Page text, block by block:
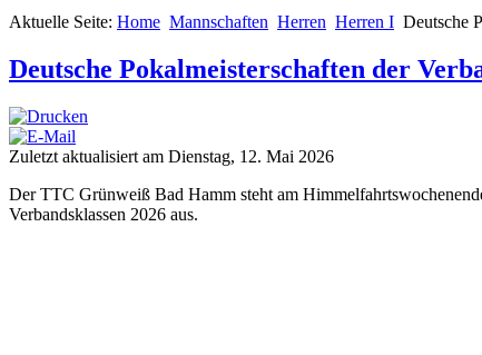
Aktuelle Seite: Home Mannschaften Herren Herren I Deutsche
Deutsche Pokalmeisterschaften der
Zuletzt aktualisiert am Dienstag, 12. Mai 2026
Der TTC Grünweiß Bad Hamm steht am
Verbandsklassen 2026 aus.